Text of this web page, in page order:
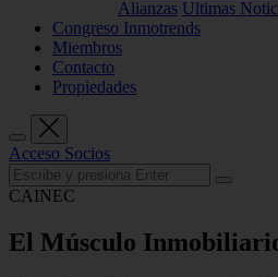
Alianzas Ultimas
Congreso Inmotrends
Miembros
Contacto
Propiedades
Acceso Socios
CAINEC
El Músculo